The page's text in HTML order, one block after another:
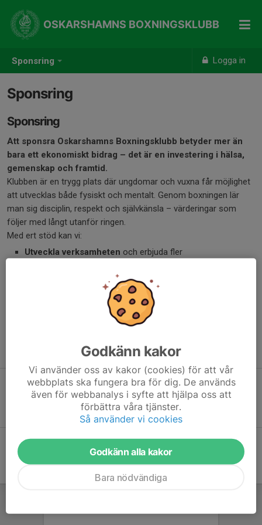
Sponsring Logga in
OSKARSHAMNS BOXNINGSKLUBB
Sponsring
Sponsring
Att sponsra Oskarshamns Boxningsklubb betyder mer än
bara ett ekonomiskt bidrag – det är en investering i hälsa,
gemenskap och framtid.
Klubben är en trygg plats där ungdomar och vuxna får möjlighet
att utvecklas både fysiskt och mentalt. Genom boxningen lär
man sig disciplin, respekt och självkänsla – värderingar som
följer med långt utanför ringen.
Med ert stöd kan vi:
Utveckla verksamheten och erbjuda fler
Skapa sociala insatsersom hjälper ungdomar att hitta en
Arrangera tävlingar och eventssom sätter Oskarshamn
på kartan och stärker lokal stolthet.
och mer inkluderande framtid för vår stad.
Sponsring
Godkänn kakor
Vi använder oss av kakor (cookies) för att vår
webbplats ska fungera bra för dig. De används
även för webbanalys i syfte att hjälpa oss att
förbättra våra tjänster.
Så använder vi cookies
Godkänn alla kakor
Bara nödvändiga